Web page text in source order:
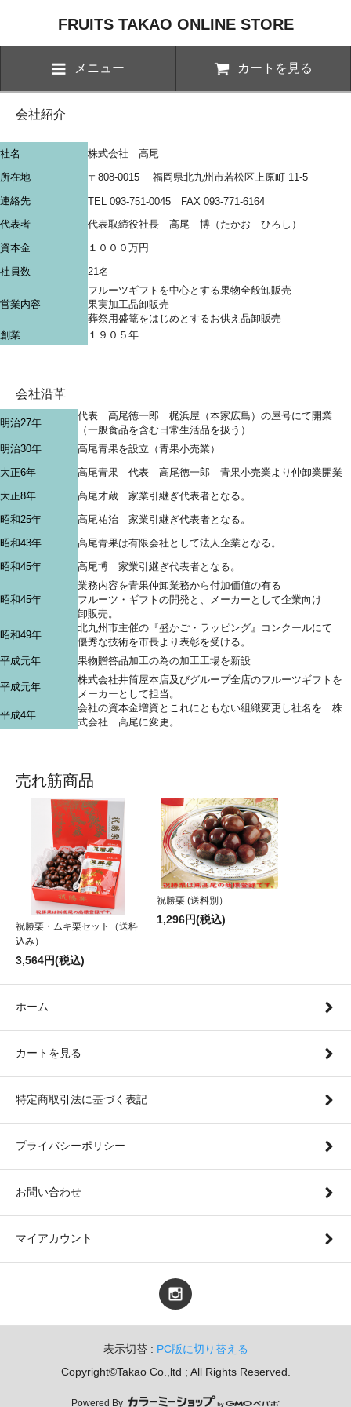
FRUITS TAKAO ONLINE STORE
メニュー カートを見る
会社紹介
社名
株式会社 高尾
所在地
〒808-0015 福岡県北九州市若松区上原町 11-5
連絡先
TEL 093-751-0045 FAX 093-771-6164
代表者
代表取締役社長 高尾 博（たかお ひろし）
資本金
１０００万円
社員数
21名
営業内容
フルーツギフトを中心とする果物全般卸販売
果実加工品卸販売
葬祭用盛篭をはじめとするお供え品卸販売
創業
１９０５年
会社沿革
明治27年
代表 高尾徳一郎 梶浜屋（本家広島）の屋号にて開業
（一般食品を含む日常生活品を扱う）
明治30年
高尾青果を設立（青果小売業）
大正6年
高尾青果 代表 高尾徳一郎 青果小売業より仲卸業開業
大正8年
高尾才蔵 家業引継ぎ代表者となる。
昭和25年
高尾祐治 家業引継ぎ代表者となる。
昭和43年
高尾青果は有限会社として法人企業となる。
昭和45年
高尾博 家業引継ぎ代表者となる。
昭和45年
業務内容を青果仲卸業務から付加価値の有る
フルーツ・ギフトの開発と、メーカーとして企業向け
卸販売。
昭和49年
北九州市主催の『盛かご・ラッピング』コンクールにて
優秀な技術を市長より表彰を受ける。
平成元年
果物贈答品加工の為の加工工場を新設
平成元年
株式会社井筒屋本店及びグループ全店のフルーツギフトを
メーカーとして担当。
平成4年
会社の資本金増資とこれにともない組織変更し社名を 株
式会社 高尾に変更。
売れ筋商品
祝勝栗・ムキ栗セット（送料
込み）
3,564円(税込)
祝勝栗 (送料別）
1,296円(税込)
ホーム
カートを見る
特定商取引法に基づく表記
プライバシーポリシー
お問い合わせ
マイアカウント
表示切替 : PC版に切り替える
Copyright©Takao Co.,ltd ; All Rights Reserved.
Powered By